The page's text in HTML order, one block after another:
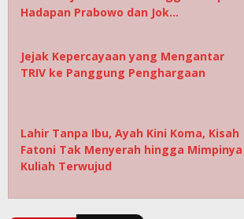
Hadapan Prabowo dan Jok…
Jejak Kepercayaan yang Mengantar
TRIV ke Panggung Penghargaan
Lahir Tanpa Ibu, Ayah Kini Koma, Kisah
Fatoni Tak Menyerah hingga Mimpinya
Kuliah Terwujud